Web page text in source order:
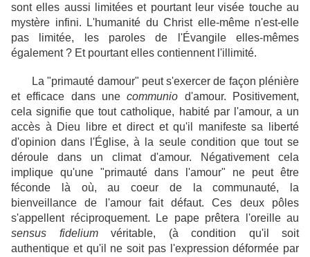
sont elles aussi limitées et pourtant leur visée touche au
mystère infini. L'humanité du Christ elle-même n'est-elle
pas limitée, les paroles de l'Évangile elles-mêmes
également ? Et pourtant elles contiennent l'illimité.
La "primauté damour" peut s'exercer de façon plénière
et efficace dans unecommunio d'amour. Positivement,
cela signifie que tout catholique, habité par l'amour, a un
accès à Dieu libre et direct et qu'il manifeste sa liberté
d'opinion dans l'Église, à la seule condition que tout se
déroule dans un climat d'amour. Négativement cela
implique qu'une "primauté dans l'amour" ne peut être
féconde là où, au coeur de la communauté, la
bienveillance de l'amour fait défaut. Ces deux pôles
s'appellent réciproquement. Le pape prêtera l'oreille au
sensus fideliumvéritable, (à condition qu'il soit
authentique et qu'il ne soit pas l'expression déformée par